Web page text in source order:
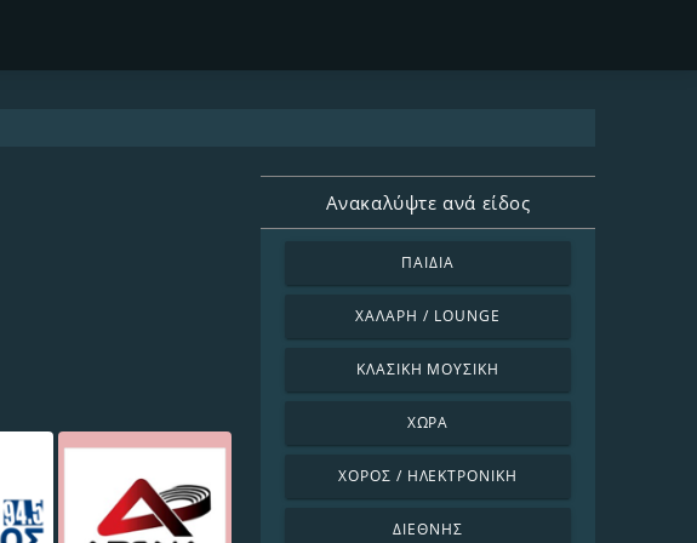
Ανακαλύψτε ανά είδος
ΠΑΙΔΙΆ
ΧΑΛΑΡΉ / LOUNGE
ΚΛΑΣΙΚΉ ΜΟΥΣΙΚΉ
ΧΏΡΑ
ΧΟΡΌΣ / ΗΛΕΚΤΡΟΝΙΚΉ
ΔΙΕΘΝΉΣ